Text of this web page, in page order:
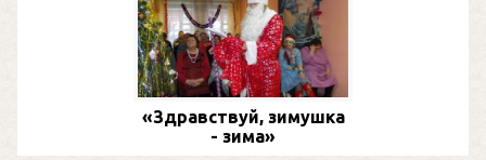
«Здравствуй, зимушка
- зима»